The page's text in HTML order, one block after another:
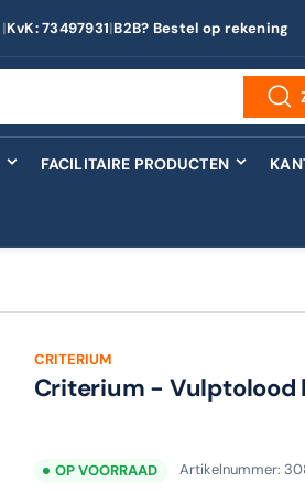
|KvK: 73497931|B2B? Bestel op rekening
FACILITAIRE PRODUCTEN
CRITERIUM
Criterium - Vulptolood
OP VOORRAAD Artikelnummer: